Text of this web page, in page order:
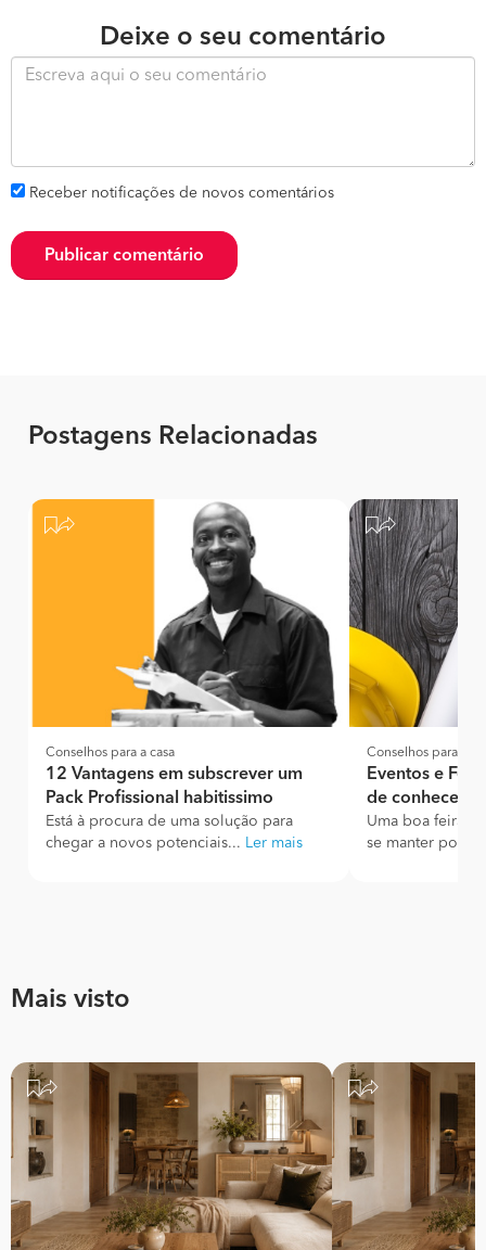
Deixe o seu comentário
Receber notificações de novos comentários
Publicar comentário
Postagens Relacionadas
Conselhos para a casa
12 Vantagens em subscrever um
Pack Profissional habitissimo
Está à procura de uma solução para
chegar a novos potenciais... Ler mais
Conselhos para a
Eventos e
de conhecer e
Uma boa feira é
se manter por
Mais visto